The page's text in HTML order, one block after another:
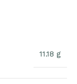
11.18 g